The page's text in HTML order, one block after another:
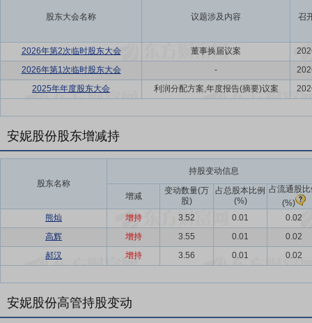
股东大会名称 议题涉及内容 召
2026年第2次临时股东大会 董事换届议案
2026年第1次临时股东大会
-
2025年年度股东大会
利润分配方案,年度报告(摘要)议案
安妮股份股东增减持
股东名称
持股变动信息
增减
变动数量(万
股)
占总股本比例
(%)
占流通股
(%)
熊灿
增持 3.52 0.01
0.02
高辉
增持 3.55 0.01
0.02
郝汉
增持 3.56 0.01 0.02
安妮股份高管持股变动